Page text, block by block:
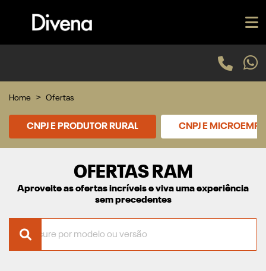
Home Ofertas
CNPJ E PRODUTOR RURAL CNPJ E
OFERTAS RAM
Aproveite as ofertas incríveis e viva uma experiência
sem precedentes